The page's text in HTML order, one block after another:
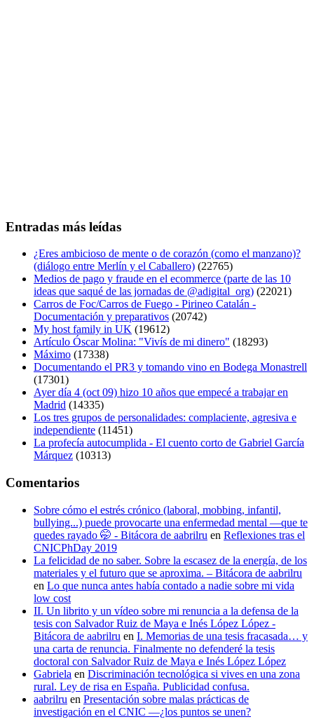
Entradas más leídas
¿Eres ambicioso de mente o de corazón (como el manzano)?
(diálogo entre Merlín y el Caballero) (22765)
Medios de pago y fraude en el ecommerce (parte de las 10
ideas que saqué de las jornadas de @adigital_org) (22021)
Carros de Foc/Carros de Fuego - Pirineo Catalán -
Documentación y preparativos (20742)
My host family in UK (19612)
Artículo Óscar Molina: "Vivís de mi dinero" (18293)
Máximo (17338)
Documentando el PR3 y tomando vino en Bodega Monastrell
(17301)
Ayer día 4 (oct 09) hizo 10 años que empecé a trabajar en
Madrid (14335)
Los tres grupos de personalidades: complaciente, agresiva e
independiente (11451)
La profecía autocumplida - El cuento corto de Gabriel García
Márquez (10313)
Comentarios
Sobre cómo el estrés crónico (laboral, mobbing, infantil,
bullying...) puede provocarte una enfermedad mental —que te
quedes rayado 🤭 - Bitácora de aabrilru en Reflexiones tras el
CNICPhDay 2019
La felicidad de no saber. Sobre la escasez de la energía, de los
materiales y el futuro que se aproxima. – Bitácora de aabrilru
en Lo que nunca antes había contado a nadie sobre mi vida
low cost
II. Un librito y un vídeo sobre mi renuncia a la defensa de la
tesis con Salvador Ruiz de Maya e Inés López López -
Bitácora de aabrilru en I. Memorias de una tesis fracasada… y
una carta de renuncia. Finalmente no defenderé la tesis
doctoral con Salvador Ruiz de Maya e Inés López López
Gabriela en Discriminación tecnológica si vives en una zona
rural. Ley de risa en España. Publicidad confusa.
aabrilru en Presentación sobre malas prácticas de
investigación en el CNIC —¿los puntos se unen?